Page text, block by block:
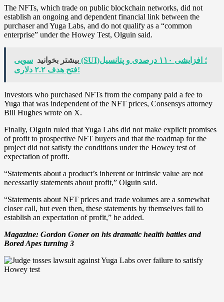
The NFTs, which trade on public blockchain networks, did not
establish an ongoing and dependent financial link between the
purchaser and Yuga Labs, and do not qualify as a “common
enterprise” under the Howey Test, Olguin said.
بیشتر بخوانید سویی (SUI)؛ افزایشی ۱۱۰ درصدی و پتانسیل
فتح هدف ۲.۲ دلاری!
Investors who purchased NFTs from the company paid a fee to
Yuga that was independent of the NFT prices, Consensys attorney
Bill Hughes wrote on X.
Finally, Olguin ruled that Yuga Labs did not make explicit promises
of profit to prospective NFT buyers and that the roadmap for the
project did not satisfy the conditions under the Howey test of
expectation of profit.
“Statements about a product’s inherent or intrinsic value are not
necessarily statements about profit,” Olguin said.
“Statements about NFT prices and trade volumes are a somewhat
closer call, but even then, these statements by themselves fail to
establish an expectation of profit,” he added.
Magazine: Gordon Goner on his dramatic health battles and
Bored Apes turning 3